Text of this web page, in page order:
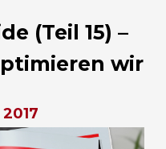
(Teil 15) –
wir